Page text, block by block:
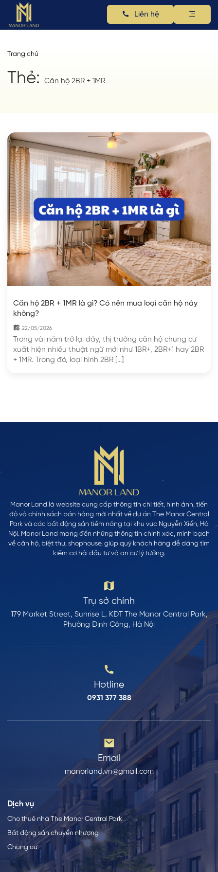
Liên hệ
Trang chủ
Thẻ: Căn hộ 2BR + 1MR
Căn hộ 2BR + 1MR là gì? Có nên mua loại căn hộ này
không?
22/05/2026
Trong vài năm trở lại đây, thị trường căn hộ chung cư
xuất hiện nhiều thuật ngữ mới như 1BR+, 2BR+1 hay 2BR
+ 1MR. Trong đó, loại hình 2BR […]
Manor Land là website cung cấp thông tin chi tiết, hình ảnh, tiến
độ và chính sách bán hàng mới nhất về dự án The Manor Central
Park và các bất động sản tiềm năng tại khu vực Nguyễn Xiển, Hà
Nội. Manor Land mang đến những thông tin chính xác, minh bạch
về căn hộ, biệt thự, shophouse, giúp quý khách hàng dễ dàng tìm
kiếm cơ hội đầu tư và an cư lý tưởng.
Trụ sở chính
179 Market Street, Sunrise L, KĐT The Manor Central Park,
Phường Định Công, Hà Nội
Hotline
0931 377 388
Email
manorland.vn@gmail.com
Dịch vụ
Cho thuê nhà The Manor Central Park
Bất động sản chuyển nhượng
Chung cư